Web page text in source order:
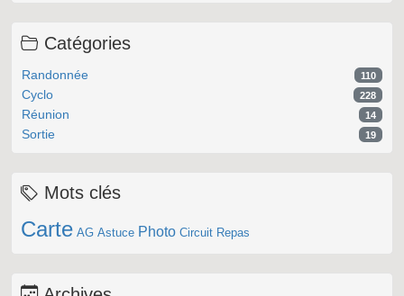
Catégories
Randonnée 110
Cyclo 228
Réunion 14
Sortie 19
Mots clés
Carte AG Astuce Photo Circuit Repas